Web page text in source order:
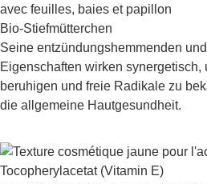
Bio-Stiefmütterchen
Seine entzündungshemmenden
Eigenschaften wirken synergetisch,
beruhigen und freie Radikale zu
die allgemeine Hautgesundheit.
Tocopherylacetat (Vitamin E)